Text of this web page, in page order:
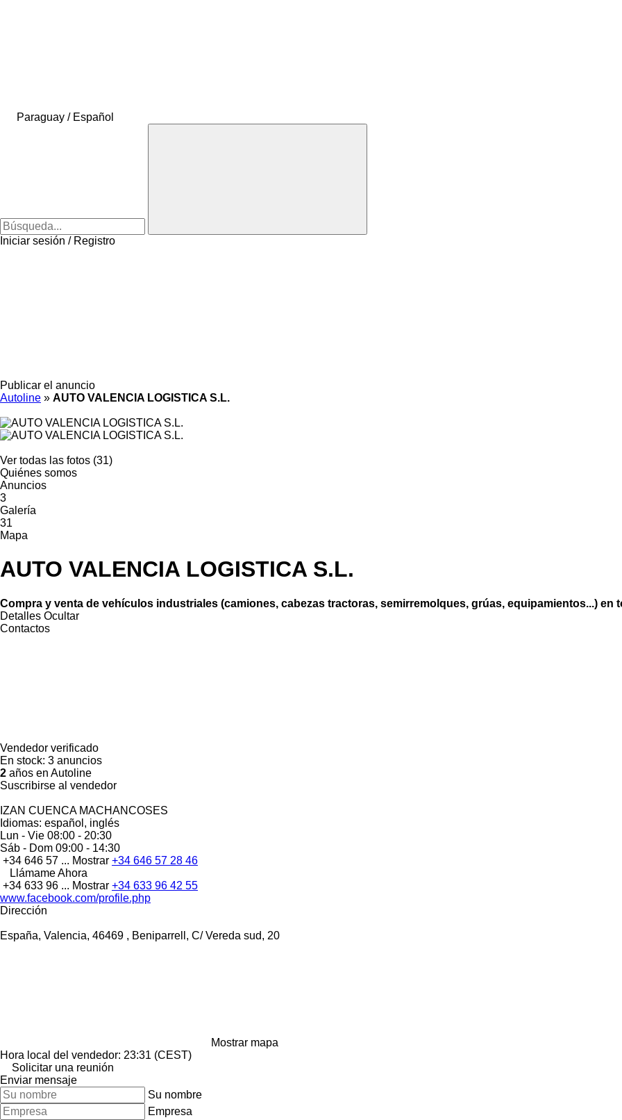
Paraguay / Español
Iniciar sesión / Registro
Publicar el anuncio
Autoline » AUTO VALENCIA LOGISTICA S.L.
Ver todas las fotos (31)
Quiénes somos
Anuncios
3
Galería
31
Mapa
AUTO VALENCIA LOGISTICA S.L.
Compra y venta de vehículos industriales (camiones, cabezas tractoras, semirremolques, grúas, equipamientos...) en
Detalles Ocultar
Contactos
Vendedor verificado
En stock: 3 anuncios
2 años en Autoline
Suscribirse al vendedor
IZAN CUENCA MACHANCOSES
Idiomas: español, inglés
Lun - Vie 08:00 - 20:30
Sáb - Dom 09:00 - 14:30
+34 646 57 ... Mostrar +34 646 57 28 46
Llámame Ahora
+34 633 96 ... Mostrar +34 633 96 42 55
www.facebook.com/profile.php
Dirección
España, Valencia, 46469 , Beniparrell, C/ Vereda sud, 20
Mostrar mapa
Hora local del vendedor: 23:31 (CEST)
Solicitar una reunión
Enviar mensaje
Su nombre
Empresa